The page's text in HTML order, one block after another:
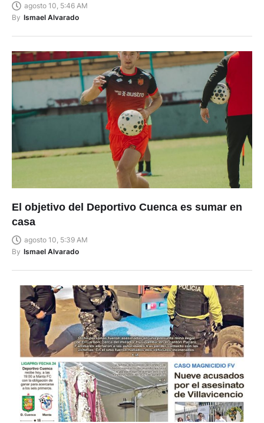
agosto 10, 5:46 AM
By Ismael Alvarado
El objetivo del Deportivo Cuenca es sumar en
casa
agosto 10, 5:39 AM
By Ismael Alvarado